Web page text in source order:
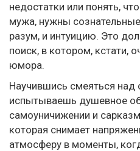
недостатки или понять,
мужа, нужны
разум, и интуицию. Это
поиск, в котором, кстати,
юмора.
Научившись смеяться над
испытываешь душевное
самоуничижении и
которая снимает
атмосферу в моменты,